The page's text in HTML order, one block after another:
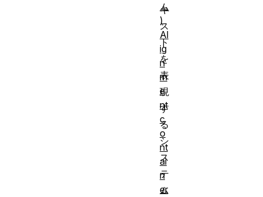
キ
ス
ト
を
表
現
す
る
シ
ス
テ
ム
ム
)
Al
ig
n
m
e
nt
c
o
nt
ai
n
er